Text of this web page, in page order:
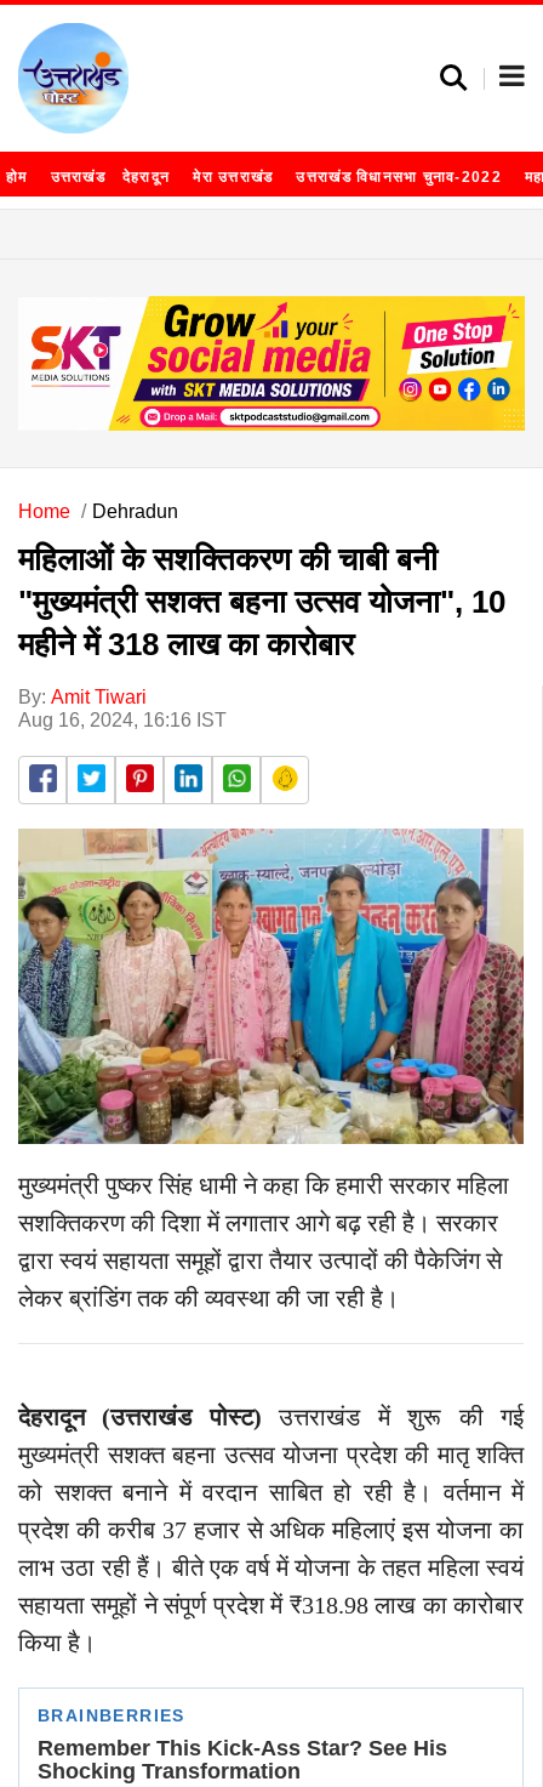
होम उत्तराखंड देहरादून मेरा उत्तराखंड उत्तराखंड विधानसभा चुनाव-2022
Home Dehradun
महिलाओं के सशक्तिकरण की चाबी बनी
"मुख्यमंत्री सशक्त बहना उत्सव योजना", 10
महीने में 318 लाख का कारोबार
By: Amit Tiwari
Aug 16, 2024, 16:16 IST
मुख्यमंत्री पुष्कर सिंह धामी ने कहा कि हमारी सरकार महिला
सशक्तिकरण की दिशा में लगातार आगे बढ़ रही है। सरकार
द्वारा स्वयं सहायता समूहों द्वारा तैयार उत्पादों की पैकेजिंग से
लेकर ब्रांडिंग तक की व्यवस्था की जा रही है।
देहरादून (उत्तराखंड पोस्ट) उत्तराखंड में शुरू की गई
मुख्यमंत्री सशक्त बहना उत्सव योजना प्रदेश की मातृ शक्ति
को सशक्त बनाने में वरदान साबित हो रही है। वर्तमान में
प्रदेश की करीब 37 हजार से अधिक महिलाएं इस योजना का
लाभ उठा रही हैं। बीते एक वर्ष में योजना के तहत महिला स्वयं
सहायता समूहों ने संपूर्ण प्रदेश में ₹318.98 लाख का कारोबार
किया है।